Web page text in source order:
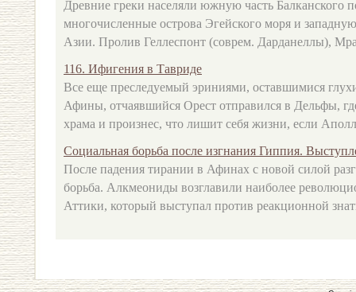
Древние греки населяли южную часть Балканского
многочисленные острова Эгейского моря и
Азии. Пролив Геллеспонт (соврем. Дарданеллы),
116. Ифигения в Тавриде
Все еще преследуемый эриниями, оставшимися
Афины, отчаявшийся Орест отправился в Дельфы,
храма и произнес, что лишит себя жизни, если
Социальная борьба после изгнания Гиппия.
После падения тирании в Афинах с новой силой
борьба. Алкмеониды возглавили наиболее
Аттики, который выступал против реакционной